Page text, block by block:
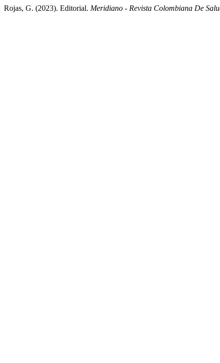
Rojas, G. (2023). Editorial. Meridiano - Revista Colombiana De